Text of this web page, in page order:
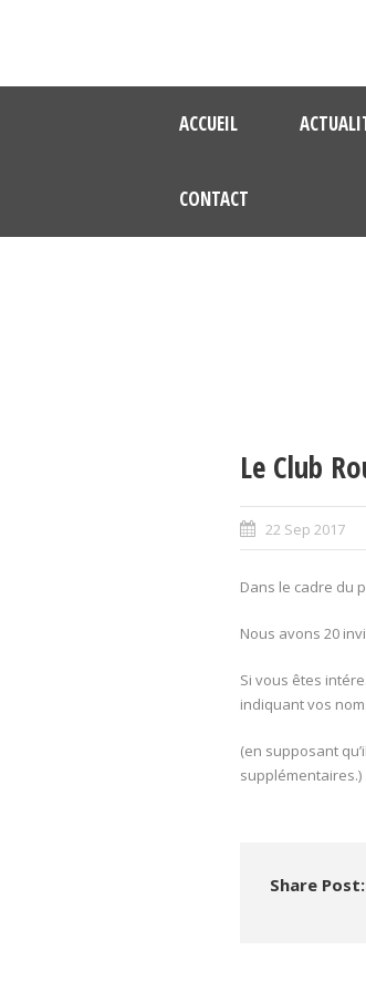
ACCUEIL
CONTACT
Le Club
22 Sep 2017
Dans le cadre du
Nous avons 20
Si vous êtes
indiquant vos
(en supposant
supplémentaires.)
Share Post: